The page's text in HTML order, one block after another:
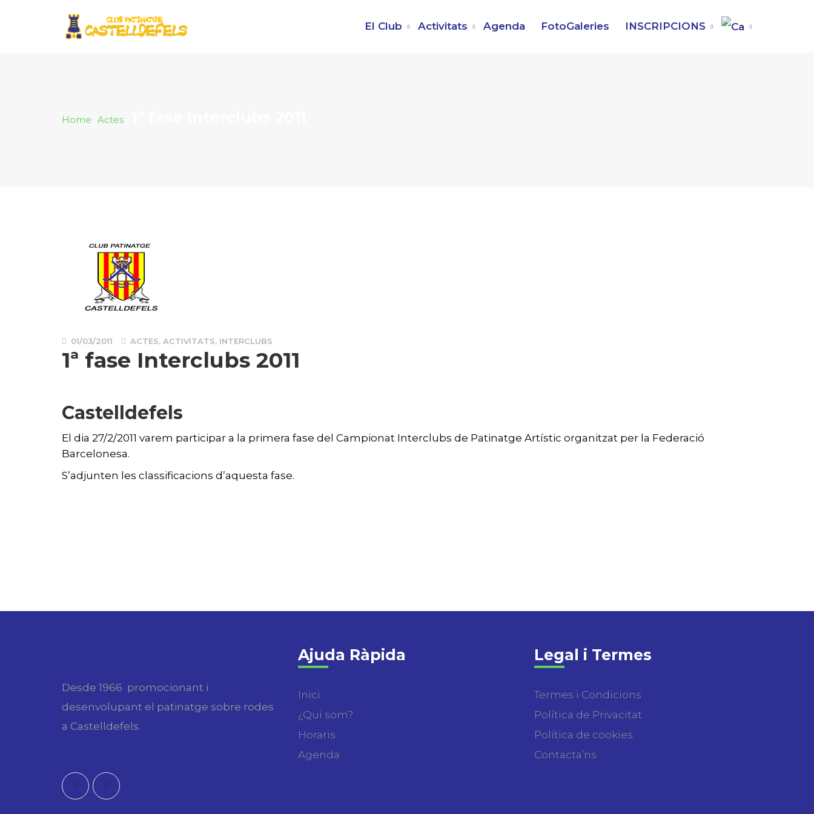
El Club Activitats Agenda FotoGaleries INSCRIPCIONS
Home Actes
01/03/2011 ACTES, ACTIVITATS, INTERCLUBS
1ª fase Interclubs 2011
Castelldefels
El dia 27/2/2011 varem participar a la primera fase del Campionat Interclubs de Patinatge Artístic organitzat per la Federació
Barcelonesa.
S’adjunten les classificacions d’aquesta fase.
Desde 1966 promocionant i
desenvolupant el patinatge sobre rodes
a Castelldefels.
Ajuda Ràpida
Inici
¿Qui som?
Horaris
Agenda
Legal i Termes
Termes i Condicions
Política de Privacitat
Política de cookies
Contacta’ns